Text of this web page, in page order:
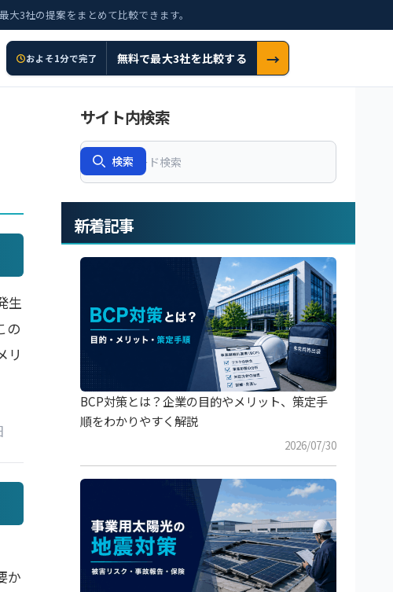
3社の提案をまとめて比較できます。
およそ1分で完了 無料で最大3社を比較する →
生
の
リ
か
サイト内検索
Search
検索
新着記事
BCP対策とは？企業の目的やメリット、策定手
順をわかりやすく解説
2026/07/30